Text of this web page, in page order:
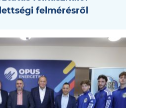
felmérésről